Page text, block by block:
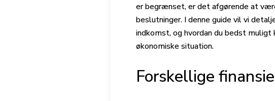
er begrænset, er det afgørende at
beslutninger. I denne guide vil vi
indkomst, og hvordan du bedst muligt
økonomiske situation.
Forskellige